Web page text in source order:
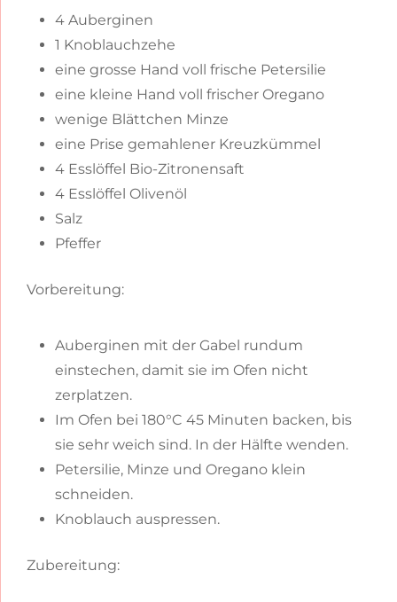
4 Auberginen
1 Knoblauchzehe
eine grosse Hand voll frische Petersilie
eine kleine Hand voll frischer Oregano
wenige Blättchen Minze
eine Prise gemahlener Kreuzkümmel
4 Esslöffel Bio-Zitronensaft
4 Esslöffel Olivenöl
Salz
Pfeffer
Vorbereitung:
Auberginen mit der Gabel rundum
einstechen, damit sie im Ofen nicht
zerplatzen.
Im Ofen bei 180°C 45 Minuten backen, bis
sie sehr weich sind. In der Hälfte wenden.
Petersilie, Minze und Oregano klein
schneiden.
Knoblauch auspressen.
Zubereitung: